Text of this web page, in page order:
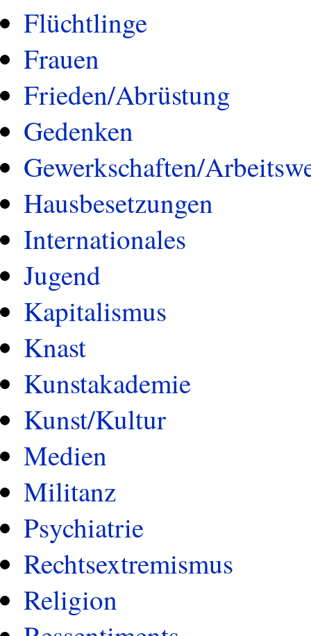
Flüchtlinge
Frauen
Frieden/Abrüstung
Gedenken
Gewerkschaften/
Hausbesetzungen
Internationales
Jugend
Kapitalismus
Knast
Kunstakademie
Kunst/Kultur
Medien
Militanz
Psychiatrie
Rechtsextremismus
Religion